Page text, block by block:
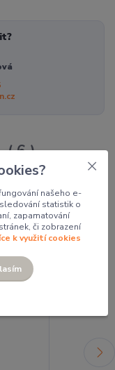
6
našeho e-
statistik o
zapamatování
či zobrazení
k využití cookies